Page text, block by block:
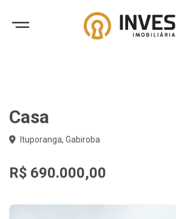
Casa
Ituporanga, Gabiroba
R$ 690.000,00